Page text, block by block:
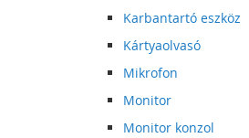
Karbantartó eszköz
Kártyaolvasó
Mikrofon
Monitor
Monitor konzol